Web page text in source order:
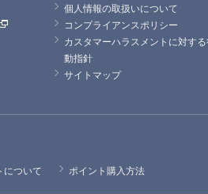
個人情報の取扱いについて
コンプライアンスポリシー
カスタマーハラスメントに対す
動指針
サイトマップ
について ポイント購入方法